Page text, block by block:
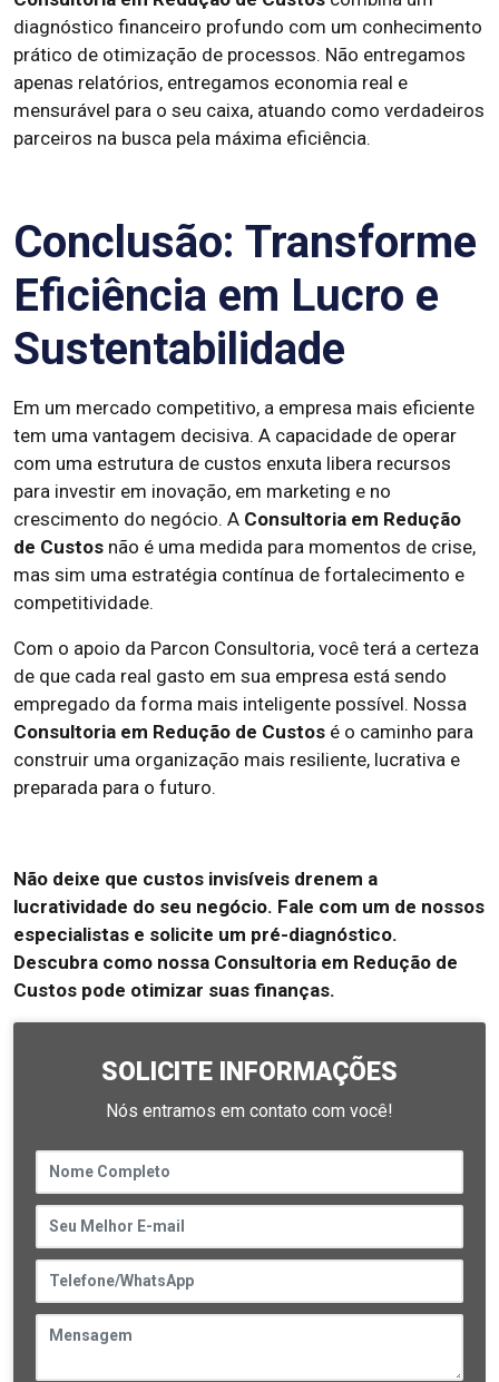
diagnóstico financeiro profundo com um conhecimento
prático de otimização de processos. Não entregamos
apenas relatórios, entregamos economia real e
mensurável para o seu caixa, atuando como verdadeiros
parceiros na busca pela máxima eficiência.
Conclusão: Transforme
Eficiência em Lucro e
Sustentabilidade
Em um mercado competitivo, a empresa mais eficiente
tem uma vantagem decisiva. A capacidade de operar
com uma estrutura de custos enxuta libera recursos
para investir em inovação, em marketing e no
crescimento do negócio. A Consultoria em Redução
de Custos não é uma medida para momentos de crise,
mas sim uma estratégia contínua de fortalecimento e
competitividade.
Com o apoio da Parcon Consultoria, você terá a certeza
de que cada real gasto em sua empresa está sendo
empregado da forma mais inteligente possível. Nossa
Consultoria em Redução de Custos é o caminho para
construir uma organização mais resiliente, lucrativa e
preparada para o futuro.
Não deixe que custos invisíveis drenem a
lucratividade do seu negócio. Fale com um de nossos
especialistas e solicite um pré-diagnóstico.
Descubra como nossa Consultoria em Redução de
Custos pode otimizar suas finanças.
SOLICITE INFORMAÇÕES
Nós entramos em contato com você!